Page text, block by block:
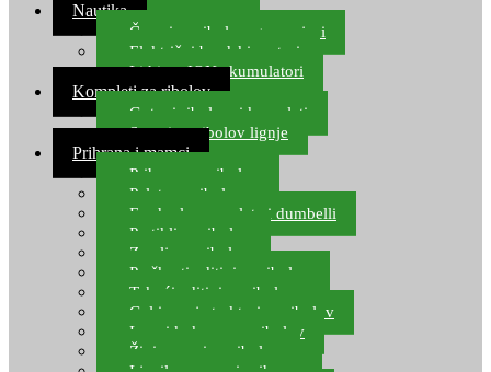
Nautika
Čamci za ribolov, gumenjaci
Električni brodski motori
Lithium ION akumulatori
Kompleti za ribolov
Gotovi ribolovni kompleti
Setovi za ribolov lignje
Prihrana i mamci
Prihrana za ribolov
Pelete za ribolov
Feeder lovne pelete i dumbelli
Partikli za ribolov
Zemlja za ribolov
Praškasti aditivi za ribolov
Tekući aditivi za ribolov
Gel i sprej atraktori za ribolov
Lovni kukuruz za ribolov
Živi mamci za ribolov